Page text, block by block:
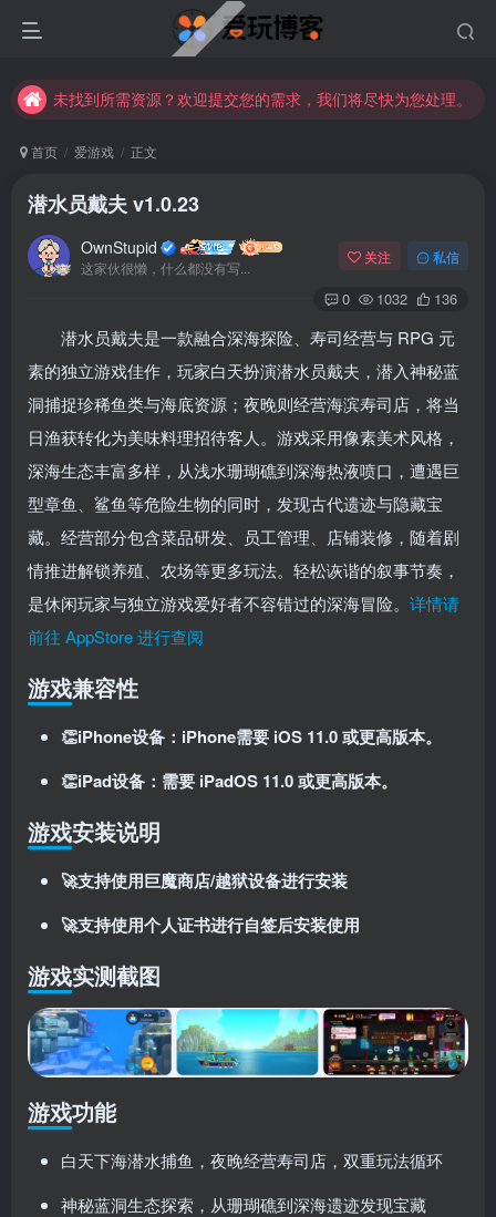
未找到所需资源？欢迎提交您的需求，我们将尽快为您处理。
苹果手机用户没有巨魔商店的点击此处获取保姆级安装教程
未找到所需资源？欢迎提交您的需求，我们将尽快为您处理。
首页 爱游戏 正文
潜水员戴夫 v1.0.23
OwnStupid
这家伙很懒，什么都没有写...
关注 私信
0 1032 136
潜水员戴夫是一款融合深海探险、寿司经营与 RPG 元
素的独立游戏佳作，玩家白天扮演潜水员戴夫，潜入神秘蓝
洞捕捉珍稀鱼类与海底资源；夜晚则经营海滨寿司店，将当
日渔获转化为美味料理招待客人。游戏采用像素美术风格，
深海生态丰富多样，从浅水珊瑚礁到深海热液喷口，遭遇巨
型章鱼、鲨鱼等危险生物的同时，发现古代遗迹与隐藏宝
藏。经营部分包含菜品研发、员工管理、店铺装修，随着剧
情推进解锁养殖、农场等更多玩法。轻松诙谐的叙事节奏，
是休闲玩家与独立游戏爱好者不容错过的深海冒险。 详情请
前往 AppStore 进行查阅
游戏兼容性
👏iPhone设备：iPhone需要 iOS 11.0 或更高版本。
👏iPad设备：需要 iPadOS 11.0 或更高版本。
游戏安装说明
🚀支持使用巨魔商店/越狱设备进行安装
🚀支持使用个人证书进行自签后安装使用
游戏实测截图
游戏功能
白天下海潜水捕鱼，夜晚经营寿司店，双重玩法循环
神秘蓝洞生态探索，从珊瑚礁到深海遗迹发现宝藏
登录
没有账号？立即注册
用户名或邮箱
登录密码
记住登录 找回密码
登录
使用社交账号登录即表示同意 用户协议、隐私声明